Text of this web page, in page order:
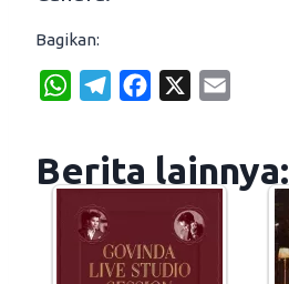
Bagikan:
W
t
A
e
r
a
e
o
o
i
Berita lainnya: